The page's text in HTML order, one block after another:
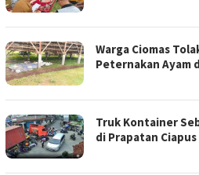
Warga Ciomas
Peternakan Ayam
Truk Kontainer
di Prapatan